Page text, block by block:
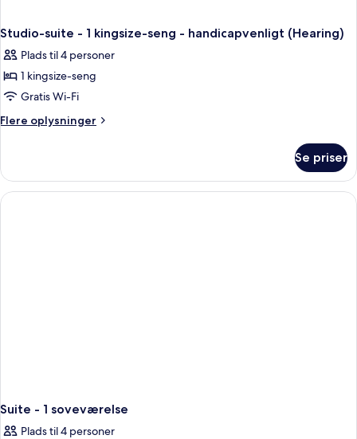
Studio-suite - 1 kingsize-seng - handicapvenligt (Hearing)
Plads til 4 personer
1 kingsize-seng
Gratis Wi-Fi
Flere oplysninger
Flere
suite
1
Se priser
Suite - 1 soveværelse
Plads til 4 personer